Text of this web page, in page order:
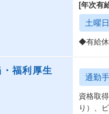
[年次有
土曜日
◆有給
・福利厚生
通勤
資格取
り）、